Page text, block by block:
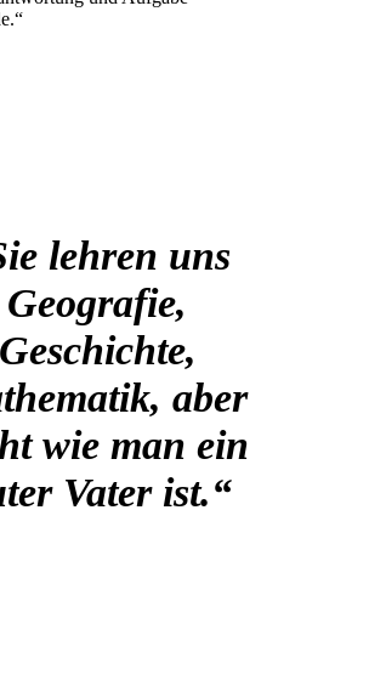
lehren uns
Geografie,
Geschichte,
aber
wie man ein
Vater ist.“